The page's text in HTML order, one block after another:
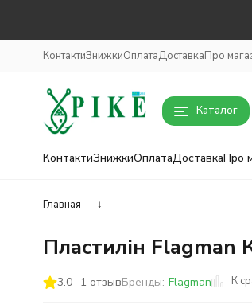
КонтактиЗнижкиОплатаДоставкаПро
Каталог
КонтактиЗнижкиОплатаДоставкаПро
Главная ↓
Пластилін Flagman
3.0 1 отзывБренды: Flagman К